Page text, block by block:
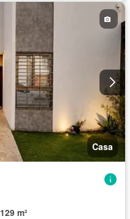
Casa
129 m²